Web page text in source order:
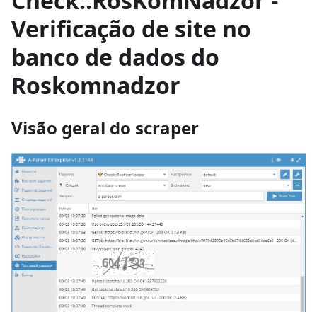
Verificação de site no
banco de dados do
Roskomnadzor
Visão geral do scraper